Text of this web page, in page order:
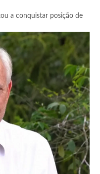
a conquistar posição de